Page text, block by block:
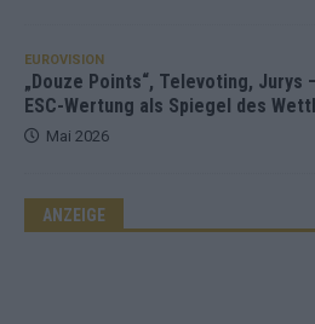
EUROVISION
„Douze Points“, Televoting, Jurys
ESC-Wertung als Spiegel des
Mai 2026
ANZEIGE